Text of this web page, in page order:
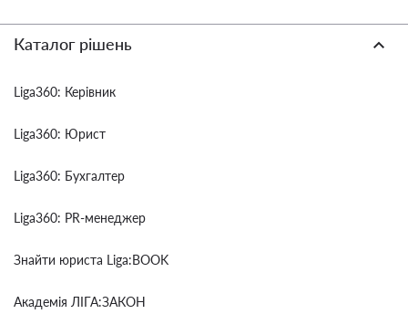
Каталог рішень
Liga360: Керівник
Liga360: Юрист
Liga360: Бухгалтер
Liga360: PR-менеджер
Знайти юриста Liga:BOOK
Академія ЛІГА:ЗАКОН